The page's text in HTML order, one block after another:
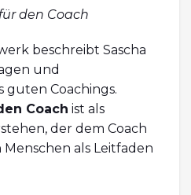
den Coach
beschreibt Sascha
und
guten Coachings.
Coach ist als
der dem Coach
als Leitfaden